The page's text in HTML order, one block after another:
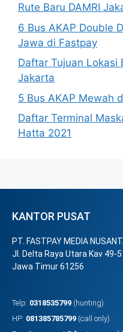
Rute Baru DAMRI
6 Bus AKAP Double
Jawa di Fastpay
Daftar Tujuan Lokasi
Jakarta
5 Bus AKAP Mewah
Daftar Terminal
Hatta 2021
KANTOR PUSAT
PT. FASTPAY MEDIA
Jl. Delta Raya Utara Kav 49-
Jawa Timur 61256
Telp: 0318535799 (hunting)
HP: 081385785799 (call only)